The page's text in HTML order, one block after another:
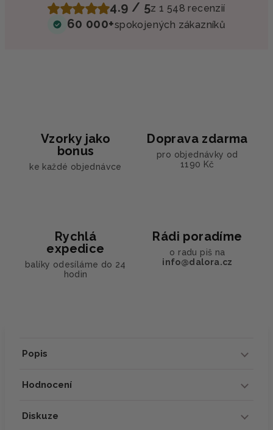
4.9 / 5z 1 548 recenzií
60 000+spokojených zákazníků
Vzorky jako
bonus
ke každé objednávce
Doprava zdarma
pro objednávky od
1190 Kč
Rychlá
expedice
balíky odesíláme do 24
hodin
Rádi poradíme
o radu piš na
info@dalora.cz
Popis
Hodnocení
Diskuze